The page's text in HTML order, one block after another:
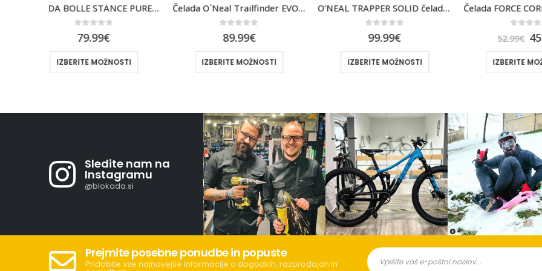
Čelada O`Neal Trailfinder EVO Solid – Črna
89.99
IZBERITE MOŽNOSTI
O’NEAL TRAPPER SOLID čelada, zelena/siva
99.99
IZBERITE MOŽNOSTI
Čelada FORCE CORELLA MTB, siva-turkizna
52.99€
IZBERITE MOŽNOSTI
Sledite nam na
Instagramu
@blokada.si
Prejmite posebne ponudbe in popuste
Pridobite vse najnovejše informacije o dogodkih, razprodajah in